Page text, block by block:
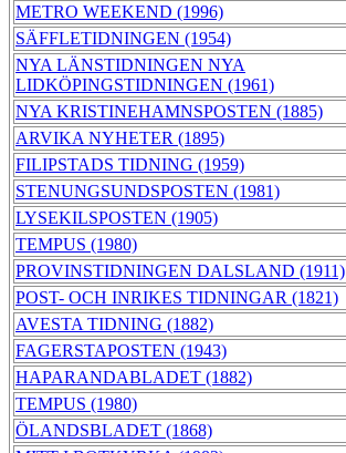
METRO WEEKEND (1996)
SÄFFLETIDNINGEN (1954)
NYA LÄNSTIDNINGEN NYA
LIDKÖPINGSTIDNINGEN (1961)
NYA KRISTINEHAMNSPOSTEN (1885)
ARVIKA NYHETER (1895)
FILIPSTADS TIDNING (1959)
STENUNGSUNDSPOSTEN (1981)
LYSEKILSPOSTEN (1905)
TEMPUS (1980)
PROVINSTIDNINGEN DALSLAND (1911)
POST- OCH INRIKES TIDNINGAR (1821)
AVESTA TIDNING (1882)
FAGERSTAPOSTEN (1943)
HAPARANDABLADET (1882)
TEMPUS (1980)
ÖLANDSBLADET (1868)